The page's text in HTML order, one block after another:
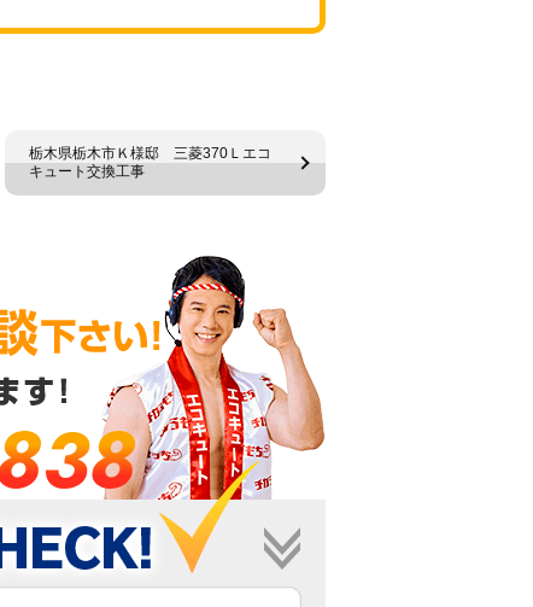
栃木県栃木市Ｋ様邸 三菱370Ｌエコ
キュート交換工事